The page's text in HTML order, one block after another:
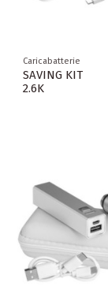
Caricabatterie
SAVING KIT
2.6K